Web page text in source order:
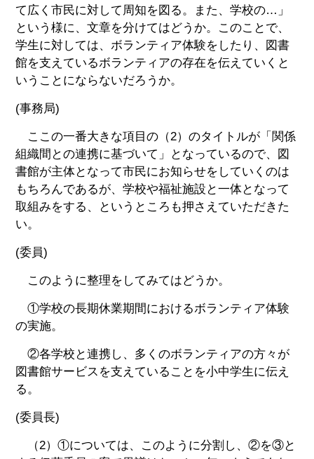
て広く市民に対して周知を図る。また、学校の…」
という様に、文章を分けてはどうか。このことで、
学生に対しては、ボランティア体験をしたり、図書
館を支えているボランティアの存在を伝えていくと
いうことにならないだろうか。
(事務局)
ここの一番大きな項目の（2）のタイトルが「関係
組織間との連携に基づいて」となっているので、図
書館が主体となって市民にお知らせをしていくのは
もちろんであるが、学校や福祉施設と一体となって
取組みをする、というところも押さえていただきた
い。
(委員)
このように整理をしてみてはどうか。
①学校の長期休業期間におけるボランティア体験
の実施。
②各学校と連携し、多くのボランティアの方々が
図書館サービスを支えていることを小中学生に伝え
る。
(委員長)
（2）①については、このように分割し、②を③と